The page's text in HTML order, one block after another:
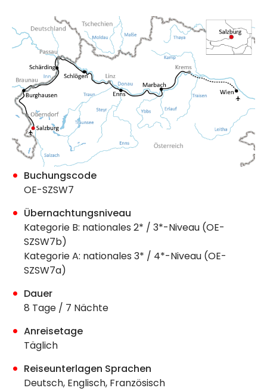
Buchungscode
OE-SZSW7
Übernachtungsniveau
Kategorie B: nationales 2* / 3*-Niveau (OE-
SZSW7b)
Kategorie A: nationales 3* / 4*-Niveau (OE-
SZSW7a)
Dauer
8 Tage / 7 Nächte
Anreisetage
Täglich
Reiseunterlagen Sprachen
Deutsch, Englisch, Französisch